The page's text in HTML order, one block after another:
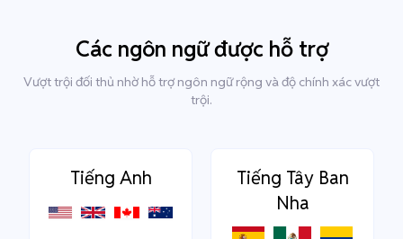
Các ngôn ngữ được hỗ trợ
Vượt trội đối thủ nhờ hỗ trợ ngôn ngữ rộng và độ chính xác vượt
trội.
Tiếng Anh
Tiếng Tây Ban
Nha